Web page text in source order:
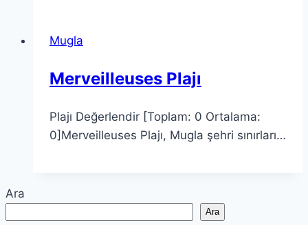
Mugla
Merveilleuses Plajı
Plajı Değerlendir [Toplam: 0 Ortalama:
0]Merveilleuses Plajı, Mugla şehri sınırları…
Ara
Ara